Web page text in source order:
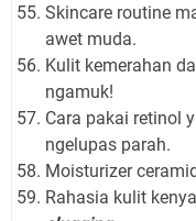
Skincare routine
awet muda.
Kulit kemerahan
ngamuk!
Cara pakai retinol
ngelupas parah.
Moisturizer
Rahasia kulit